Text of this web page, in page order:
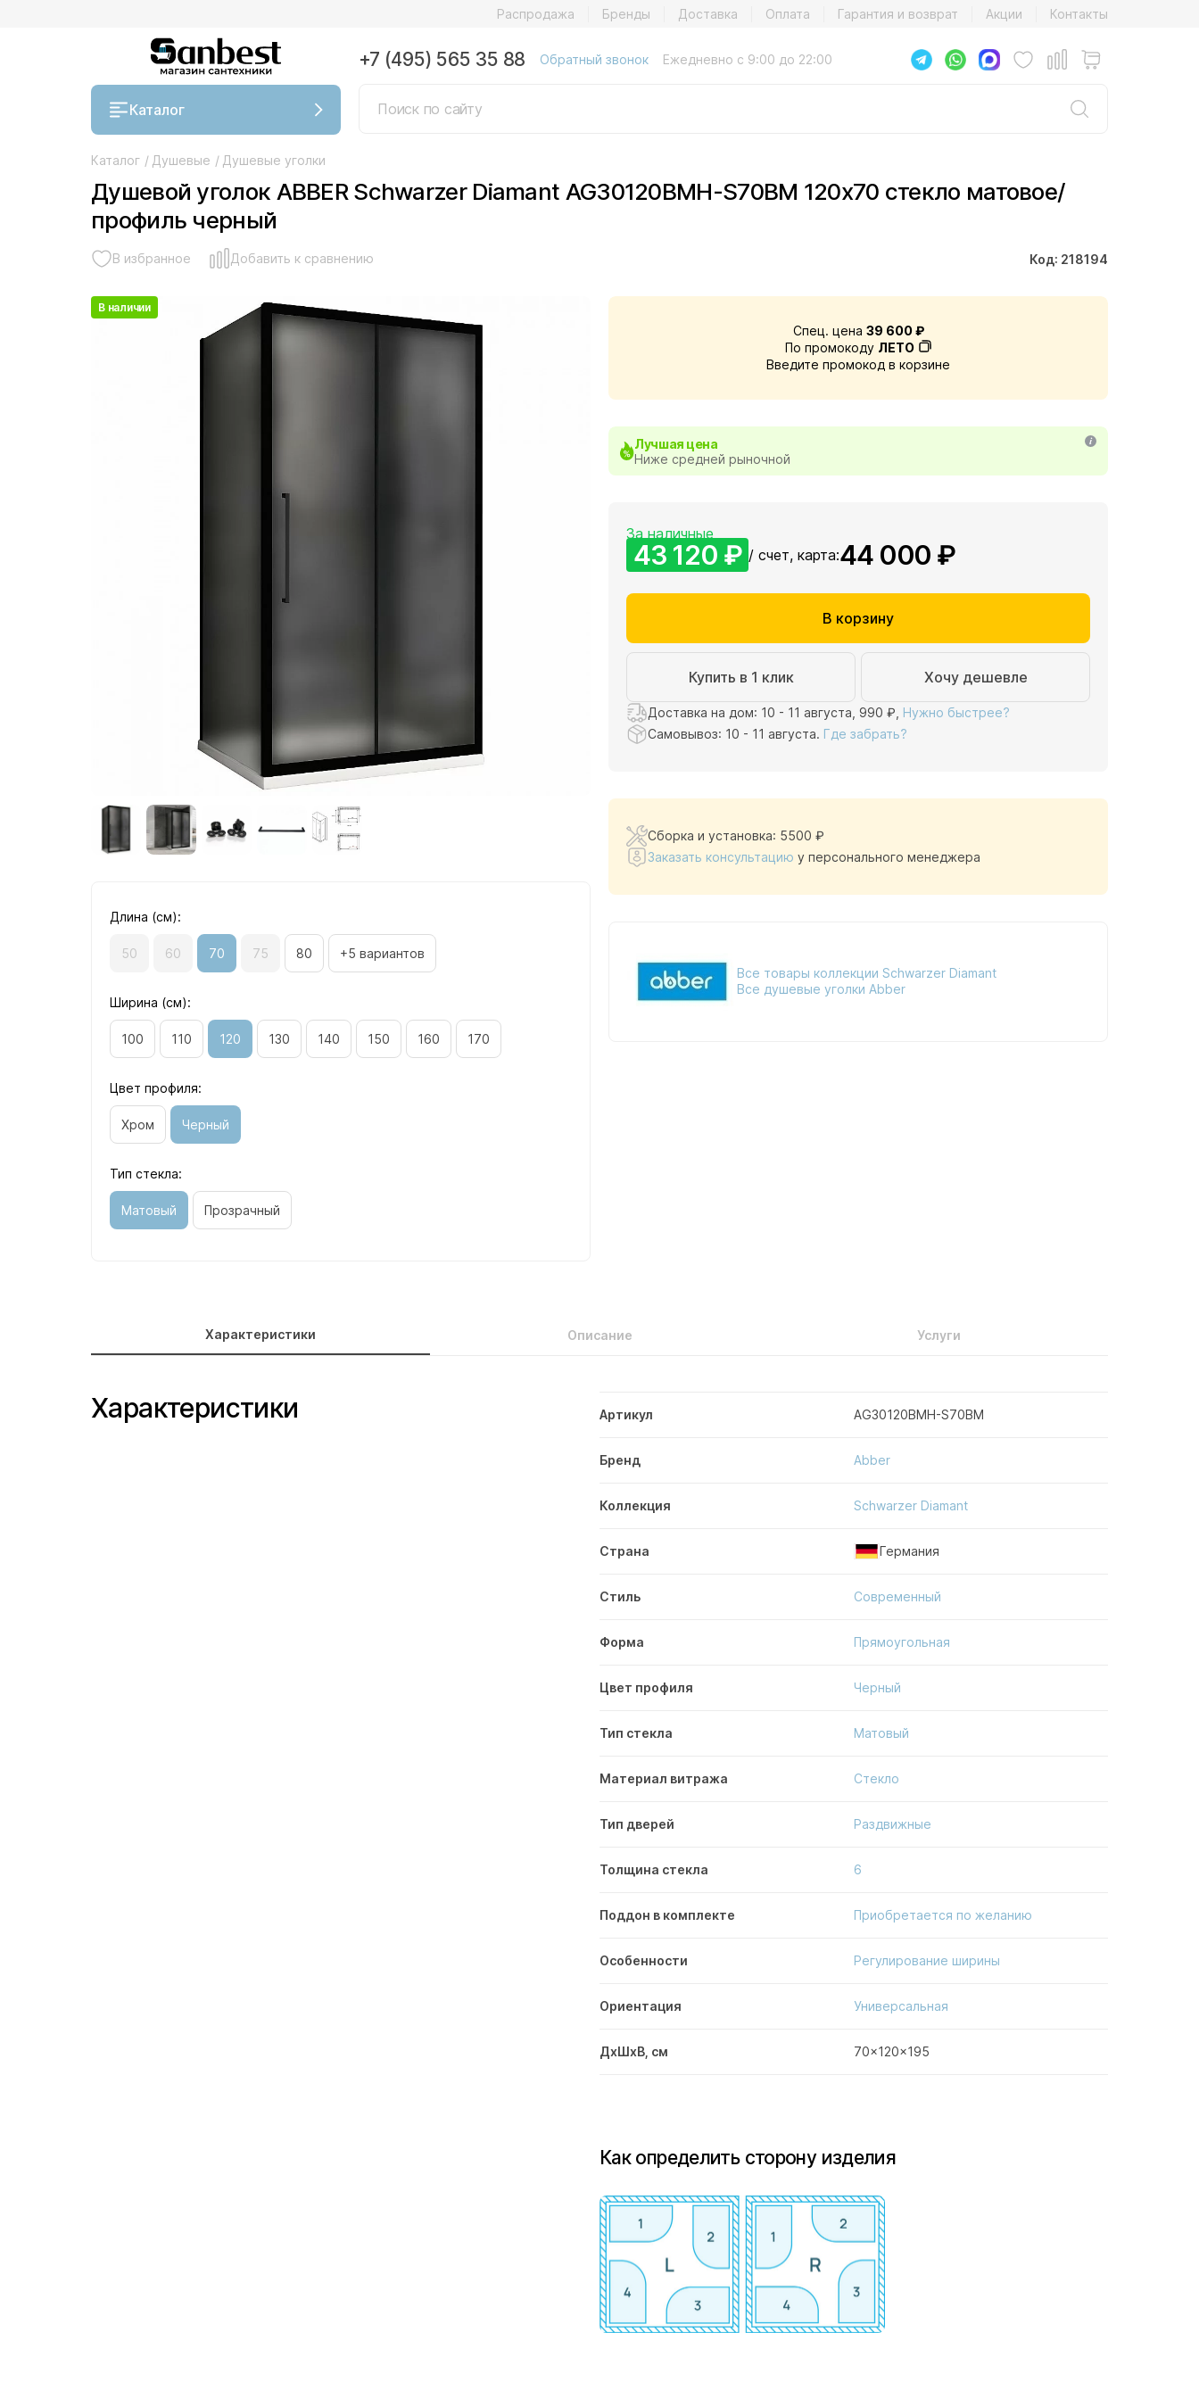
Распродажа Бренды Доставка Оплата Гарантия и возврат Акции Контакты
Каталог
+7 (495) 565 35 88 Обратный звонок Ежедневно с 9:00 до 22:00
Каталог / Душевые / Душевые уголки
Душевой уголок ABBER Schwarzer Diamant AG30120BMH-S70BM 120х70 стекло матовое/
профиль черный
В избранное Добавить к сравнению Код: 218194
В наличии
Длина (см):
50 60 70 75 80 +5 вариантов
Ширина (см):
100 110 120 130 140 150 160 170
Цвет профиля:
Хром Черный
Тип стекла:
Матовый Прозрачный
Спец. цена 39 600 ₽
По промокоду ЛЕТО
Введите промокод в корзине
Лучшая цена
Ниже средней рыночной
За наличные
43 120 ₽ / счет, карта:44 000 ₽
В корзину
Купить в 1 клик Хочу дешевле
Доставка на дом: 10 - 11 августа, 990 ₽ Нужно быстрее?
Самовывоз: 10 - 11 августа. Где забрать?
Сборка и установка: 5500 ₽
Заказать консультацию у персонального менеджера
Все товары коллекции Schwarzer Diamant
Все душевые уголки Abber
Характеристики Описание Услуги
Характеристики Артикул AG30120BMH-S70BM
Бренд Abber
Коллекция Schwarzer Diamant
Страна Германия
Стиль Современный
Форма Прямоугольная
Цвет профиля Черный
Тип стекла Матовый
Материал витража Стекло
Тип дверей Раздвижные
Толщина стекла 6
Поддон в комплекте Приобретается по желанию
Особенности Регулирование ширины
Ориентация Универсальная
ДxШxВ, см 70x120x195
Как определить сторону изделия